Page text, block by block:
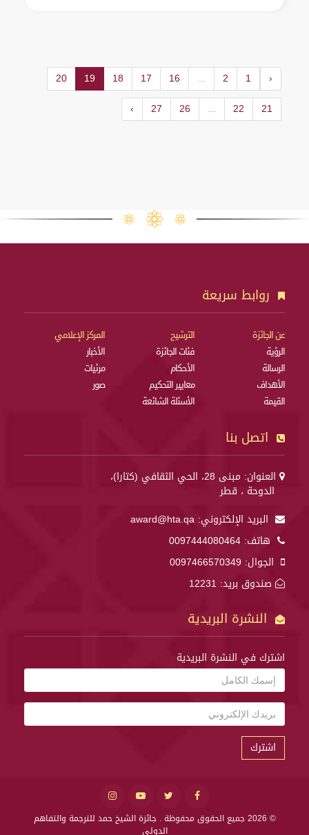
‹
1
2
...
16
17
18
19
20
21
22
...
26
27
›
روابط سريعة
عن الجائزة
الرؤية
الرسالة
الأهداف
القيمة
الترشيح
فئات الجائزة
الأحكام
معايير التحكيم
الأسئلة الشائعة
المركز الإعلامي
الأخبار
مرئيات
صور
اتصل بنا
العنوان: مبنى 28، الحي الثقافي (كتارا)،
الدوحة ، قطر
البريد الإلكتروني: award@hta.qa
هاتف: 0097444080464
الجوال: 0097466570349
صندوق بريد: 12231
النشرة البريدية
اشترك في النشرة البريدية
اشترك
© 2026 جميع الحقوق محفوظة .
جائزة الشيخ حمد للترجمة والتفاهم
الدولي